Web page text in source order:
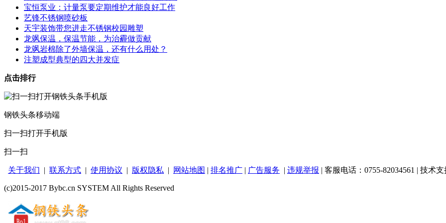
宝恒泵业：计量泵要定期维护才能良好工作
艺锋不锈钢喷砂板
天宇装饰带您进走不锈钢校园雕塑
龙飒保温，保温节能，为治霾做贡献
龙飒岩棉除了外墙保温，还有什么用处？
注塑成型典型的四大并发症
点击排行
钢铁头条移动端
扫一扫打开手机版
扫一扫
关于我们 | 联系方式 | 使用协议 | 版权隐私 | 网站地图 | 排名推广 | 广告服务 | 违规举报 | 客服电话：0755-82034561 | 技术支
(c)2015-2017 Bybc.cn SYSTEM All Rights Reserved